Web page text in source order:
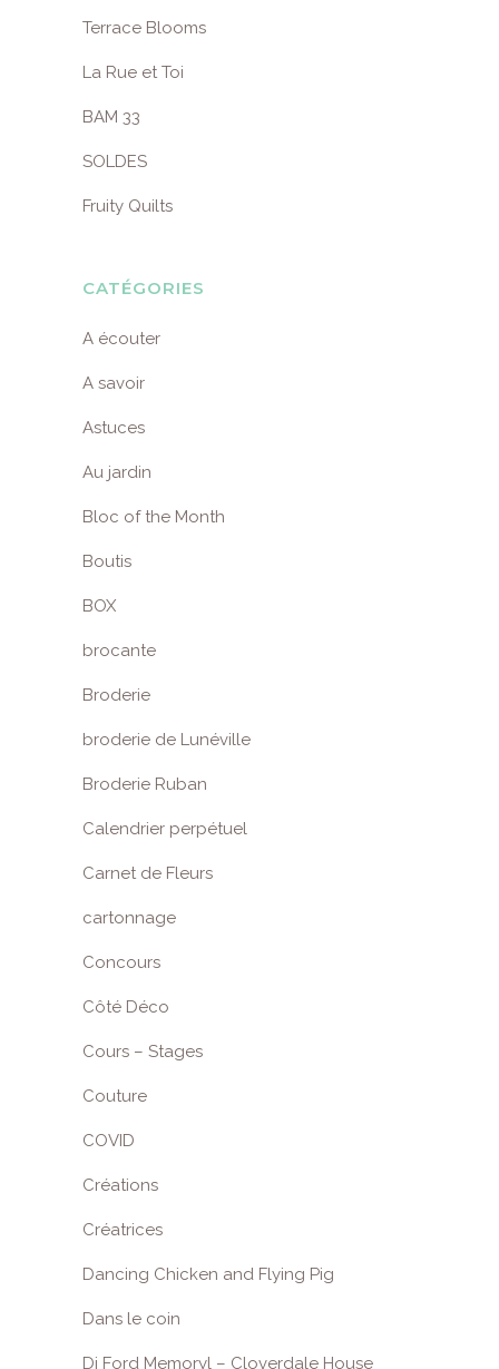
Terrace Blooms
La Rue et Toi
BAM 33
SOLDES
Fruity Quilts
CATÉGORIES
A écouter
A savoir
Astuces
Au jardin
Bloc of the Month
Boutis
BOX
brocante
Broderie
broderie de Lunéville
Broderie Ruban
Calendrier perpétuel
Carnet de Fleurs
cartonnage
Concours
Côté Déco
Cours – Stages
Couture
COVID
Créations
Créatrices
Dancing Chicken and Flying Pig
Dans le coin
Di Ford Memoryl – Cloverdale House